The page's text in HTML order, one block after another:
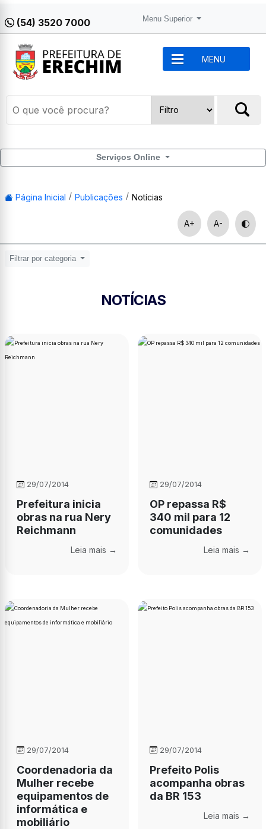
(54) 3520 7000 Menu Superior
MENU
Serviços Online
Página Inicial Publicações Notícias
A+ A-
Filtrar por categoria
NOTÍCIAS
29/07/2014
Prefeitura inicia
obras na rua Nery
Reichmann
Leia mais →
29/07/2014
OP repassa R$
340 mil para 12
comunidades
Leia mais →
29/07/2014
Coordenadoria da
Mulher recebe
equipamentos de
informática e
mobiliário
29/07/2014
Prefeito Polis
acompanha obras
da BR 153
Leia mais →